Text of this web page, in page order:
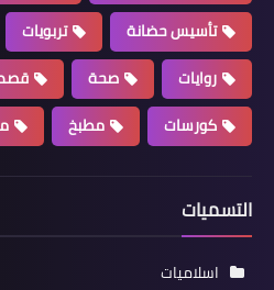
تأسيس حضانة
تربويات
روايات
صحة
كورسات
مطبخ
التسميات
اسلاميات